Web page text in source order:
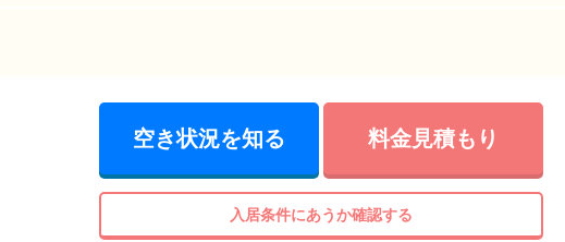
外観: 当施設は横浜銀行洋光台支店ビルの3階から5階にあります。他の階
携帯ショップもあり便利な環境です。
空き状況を知る 料金見積もり
入居条件にあうか確認する